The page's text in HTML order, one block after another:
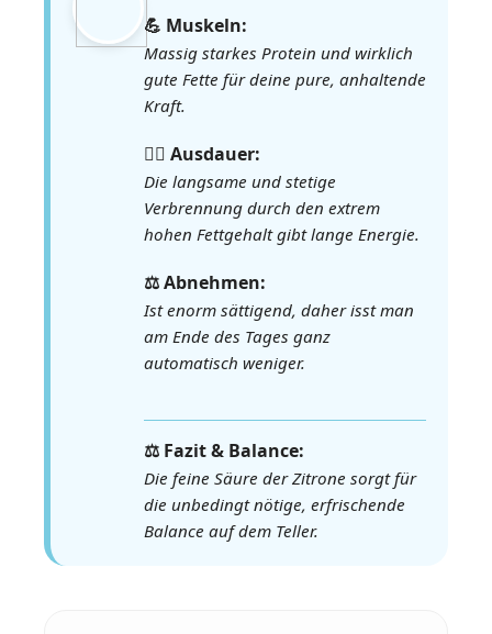
💪 Muskeln:
Massig starkes Protein und wirklich
gute Fette für deine pure, anhaltende
Kraft.
🏃‍♀️ Ausdauer:
Die langsame und stetige
Verbrennung durch den extrem
hohen Fettgehalt gibt lange Energie.
⚖️ Abnehmen:
Ist enorm sättigend, daher isst man
am Ende des Tages ganz
automatisch weniger.
⚖️ Fazit & Balance:
Die feine Säure der Zitrone sorgt für
die unbedingt nötige, erfrischende
Balance auf dem Teller.